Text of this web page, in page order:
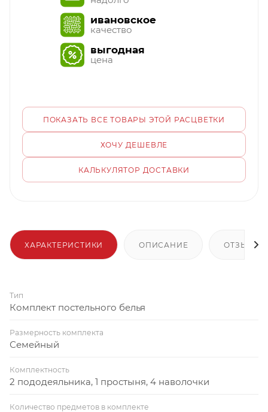
ивановское
качество
выгодная
цена
ПОКАЗАТЬ ВСЕ ТОВАРЫ ЭТОЙ РАСЦВЕТКИ
ХОЧУ ДЕШЕВЛЕ
КАЛЬКУЛЯТОР ДОСТАВКИ
ХАРАКТЕРИСТИКИ ОПИСАНИЕ ОТЗЫВЫ
Тип
Комплект постельного белья
Размерность комплекта
Семейный
Комплектность
2 пододеяльника, 1 простыня, 4 наволочки
Количество предметов в комплекте